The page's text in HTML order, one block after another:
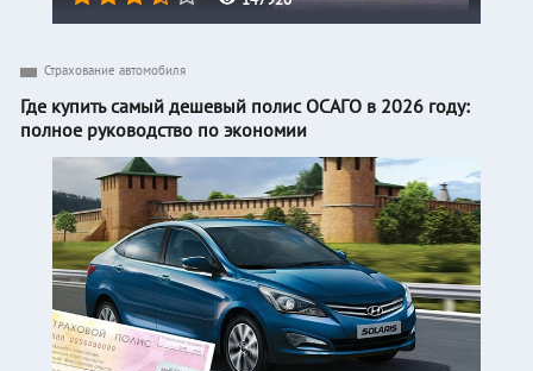
Страхование автомобиля
Где купить самый дешевый полис ОСАГО в 2026 году:
полное руководство по экономии